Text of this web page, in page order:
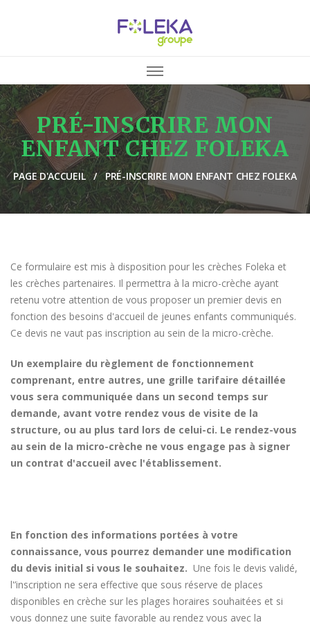
PRÉ-INSCRIRE MON
ENFANT CHEZ FOLEKA
PAGE D'ACCUEIL PRÉ-INSCRIRE MON ENFANT CHEZ FOLEKA
Ce formulaire est mis à disposition pour les crèches Foleka et
les crèches partenaires. Il permettra à la micro-crèche ayant
retenu votre attention de vous proposer un premier devis en
fonction des besoins d'accueil de jeunes enfants communiqués.
Ce devis ne vaut pas inscription au sein de la micro-crèche.
Un exemplaire du règlement de fonctionnement
comprenant, entre autres, une grille tarifaire détaillée
vous sera communiquée dans un second temps sur
demande, avant votre rendez vous de visite de la
structure, ou au plus tard lors de celui-ci. Le rendez-vous
au sein de la micro-crèche ne vous engage pas à signer
un contrat d'accueil avec l'établissement.
En fonction des informations portées à votre
connaissance, vous pourrez demander une modification
du devis initial si vous le souhaitez. Une fois le devis validé,
l'’inscription ne sera effective que sous réserve de places
disponibles en crèche sur les plages horaires souhaitées et si
vous donnez une suite favorable au rendez vous avec la